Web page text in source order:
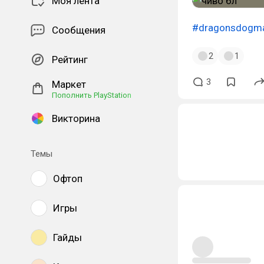
Сообщения
Рейтинг
Маркет
Пополнить PlayStation
Викторина
Темы
Офтоп
Игры
Гайды
2 1
3